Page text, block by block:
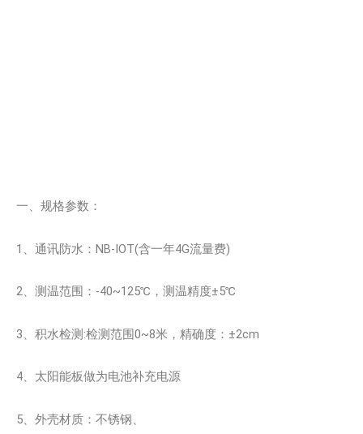
一、规格参数：
1、通讯防水：NB-IOT(含一年4G流量费)
2、测温范围：-40~125℃，测温精度±5℃
3、积水检测:检测范围0~8米，精确度：±2cm
4、太阳能板做为电池补充电源
5、外壳材质：不锈钢、